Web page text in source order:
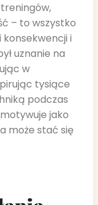
treningów,
– to wszystko
konsekwencji i
uznanie na
w
tysiące
podczas
jako
może stać się